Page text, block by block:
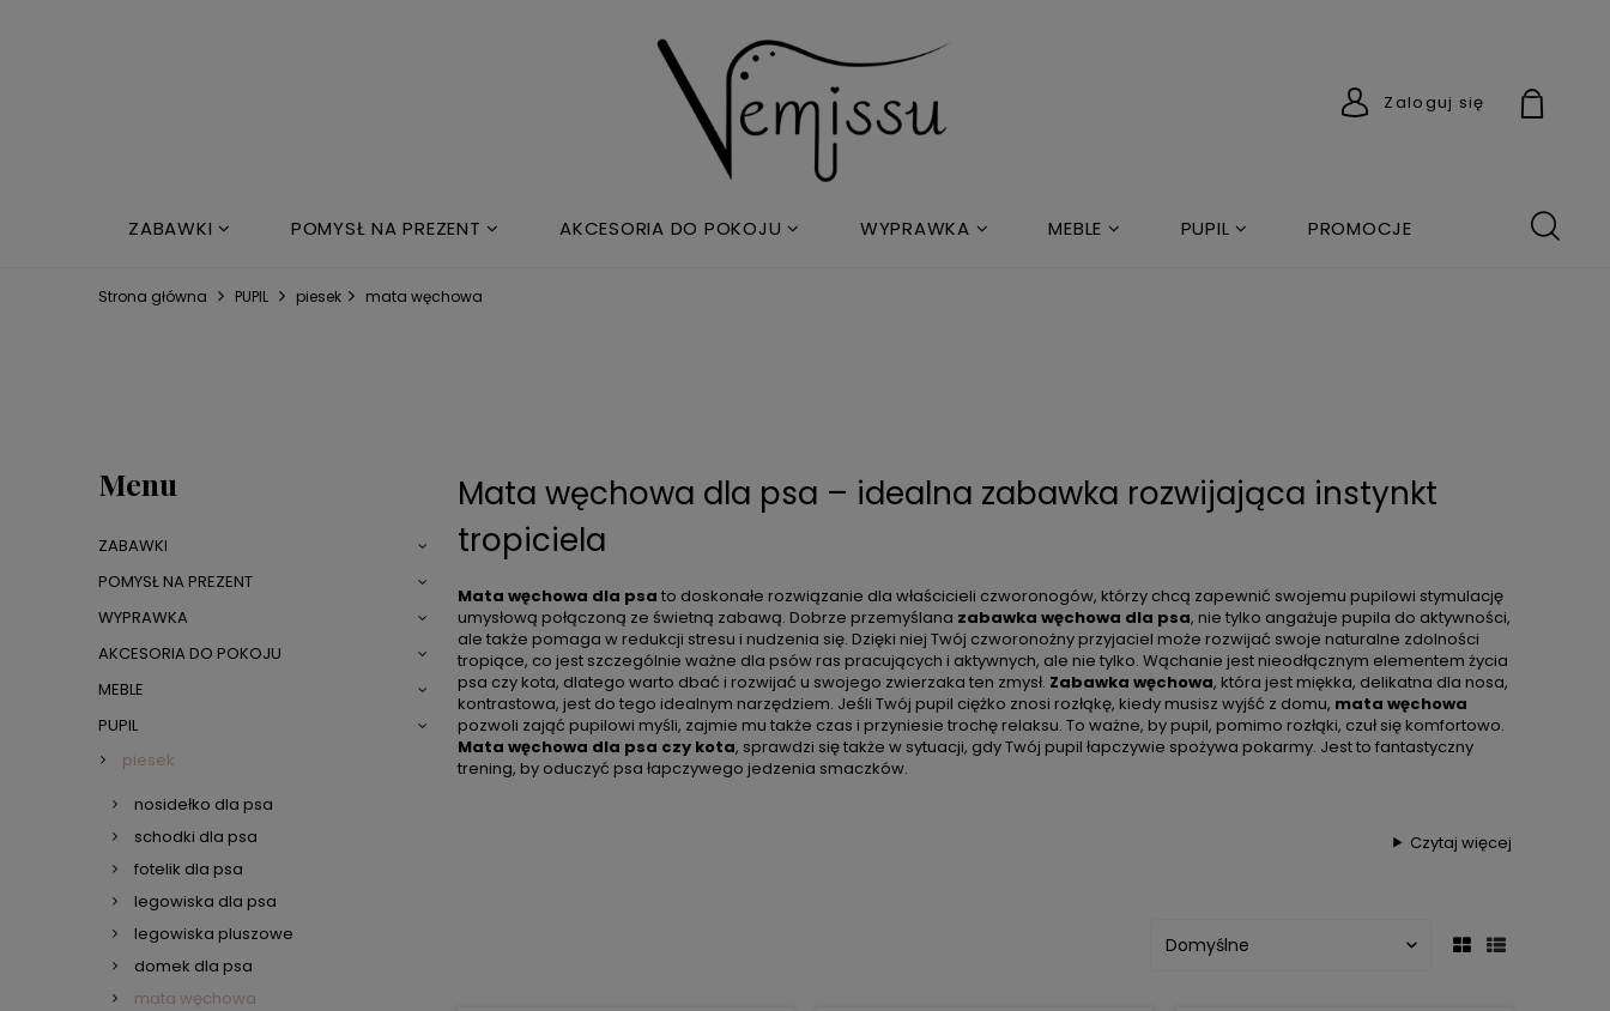
Zaloguj się
ZABAWKI POMYSŁ NA PREZENT AKCESORIA DO POKOJU WYPRAWKA MEBLE PUPIL PROMOCJE
NOWOŚCI ŁÓŻKO DZIECIĘCE
Strona główna PUPIL piesek mata węchowa
Menu
ZABAWKI
POMYSŁ NA PREZENT
WYPRAWKA
AKCESORIA DO POKOJU
MEBLE
PUPIL
piesek
nosidełko dla psa
schodki dla psa
fotelik dla psa
legowiska dla psa
legowiska pluszowe
domek dla psa
mata węchowa
Mata węchowa dla psa – idealna zabawka rozwijająca instynkt
tropiciela
Mata węchowa dla psa to doskonałe rozwiązanie dla właścicieli czworonogów, którzy chcą zapewnić swojemu pupilowi stymulację
umysłową połączoną ze świetną zabawą. Dobrze przemyślana zabawka węchowa dla psa, nie tylko angażuje pupila do aktywności,
ale także pomaga w redukcji stresu i nudzenia się. Dzięki niej Twój czworonożny przyjaciel może rozwijać swoje naturalne zdolności
tropiące, co jest szczególnie ważne dla psów ras pracujących i aktywnych, ale nie tylko. Wąchanie jest nieodłącznym elementem życia
psa czy kota, dlatego warto dbać i rozwijać u swojego zwierzaka ten zmysł. Zabawka węchowa, która jest miękka, delikatna dla nosa,
kontrastowa, jest do tego idealnym narzędziem. Jeśli Twój pupil ciężko znosi rozłąkę, kiedy musisz wyjść z domu, mata węchowa
pozwoli zająć pupilowi myśli, zajmie mu także czas i przyniesie trochę relaksu. To ważne, by pupil, pomimo rozłąki, czuł się komfortowo.
Mata węchowa dla psa czy kota, sprawdzi się także w sytuacji, gdy Twój pupil łapczywie spożywa pokarmy. Jest to fantastyczny
trening, by oduczyć psa łapczywego jedzenia smaczków.
Czytaj więcej